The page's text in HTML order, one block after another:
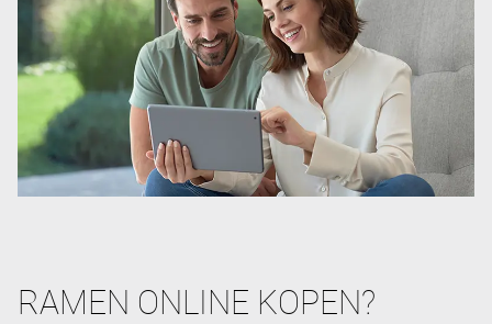
RAMEN ONLINE KOPEN?